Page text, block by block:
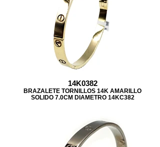
14K0382
BRAZALETE TORNILLOS 14K AMARILLO
SOLIDO 7.0CM DIAMETRO 14KC382